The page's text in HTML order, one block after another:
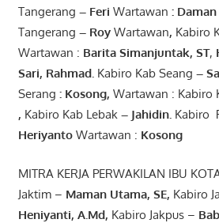
Tangerang – Feri Wartawan :
Tangerang – RoyWartawan, Kabiro
Wartawan : Barita Simanjuntak, ST,
Sari, Rahmad. Kabiro Kab Seang –
Serang : Kosong, Wartawan : Kabiro
, Kabiro Kab Lebak– Jahidin. Kabiro
Heriyanto Wartawan : Kosong
MITRA KERJA PERWAKILAN IBU
Jaktim – Maman Utama, SE, Kabiro
Heniyanti, A.Md, Kabiro Jakpus –